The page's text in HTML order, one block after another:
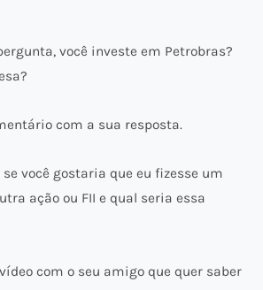
você investe em Petrobras?
com a sua resposta.
você gostaria que eu fizesse um
ação ou FII e qual seria essa
com o seu amigo que quer saber